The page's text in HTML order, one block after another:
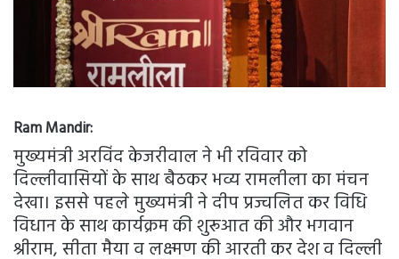
Ram Mandir:
मुख्यमंत्री अरविंद केजरीवाल ने भी रविवार को
दिल्लीवासियों के साथ बैठकर भव्य रामलीला का मंचन
देखा। इससे पहले मुख्यमंत्री ने दीप प्रज्वलित कर विधि
विधान के साथ कार्यक्रम की शुरूआत की और भगवान
श्रीराम, सीता मैया व लक्ष्मण की आरती कर देश व दिल्ली